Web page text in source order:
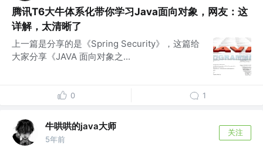
腾讯T6大牛体系化带你学习Java面向对象，网友：这
详解，太清晰了
上一篇是分享的是《Spring Security》，这篇给
大家分享《JAVA 面向对象之...
0 1
牛哄哄的java大师
5年前
关注